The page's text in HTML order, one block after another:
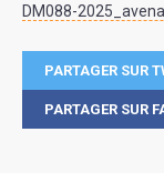
DM088-
PARTAGER SUR
PARTAGER SUR